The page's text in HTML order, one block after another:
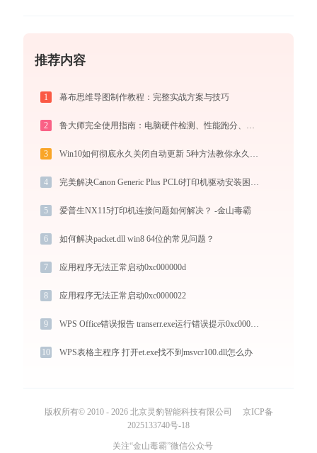
推荐内容
1 幕布思维导图制作教程：完整实战方案与技巧
2
3
4
5 爱普生NX115打印机连接问题如何解决？ -金山毒霸
6 如何解决packet.dll win8 64位的常见问题？
7 应用程序无法正常启动0xc000000d
8 应用程序无法正常启动0xc0000022
9 WPS Office错误报告 transerr.exe运行错误提示0xc000000d的解决办法
10 WPS表格主程序 打开et.exe找不到msvcr100.dll怎么办
版权所有© 2010 - 2026 北京灵豹智能科技有限公司
京ICP备
2025133740号-18
关注“金山毒霸”微信公众号